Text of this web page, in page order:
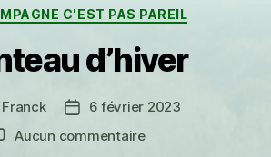
Catégories
C'EST PAS PAREIL
d’hiver
Franck
Date6 février 2023
Aucun commentairesur